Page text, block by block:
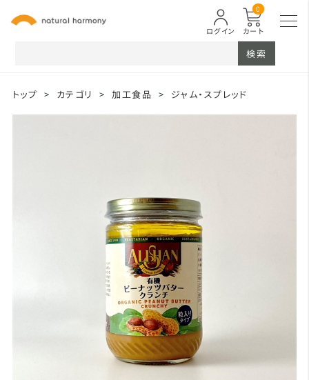
カート
0
ログイン
検索
トップ > カテゴリ > 加工食品 > ジャム・スプレッド